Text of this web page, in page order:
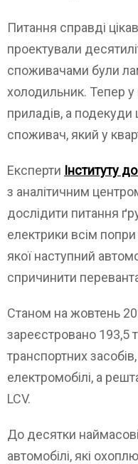
Питання справді
проектували
споживачами були
холодильник. Тепер у
приладів, а
споживач, який у
Експерти Інституту
з аналітичним
дослідити питання
електрики всім
якої наступний
спричинити
Станом на жовтень
зареєстровано 193,5
транспортних
електромобілі, а
LCV.
До десятки
автомобілі, які